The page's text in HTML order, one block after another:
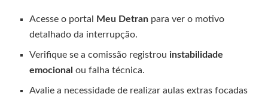
Acesse o portal Meu Detran para ver o motivo
detalhado da interrupção.
Verifique se a comissão registrou instabilidade
emocional ou falha técnica.
Avalie a necessidade de realizar aulas extras focadas